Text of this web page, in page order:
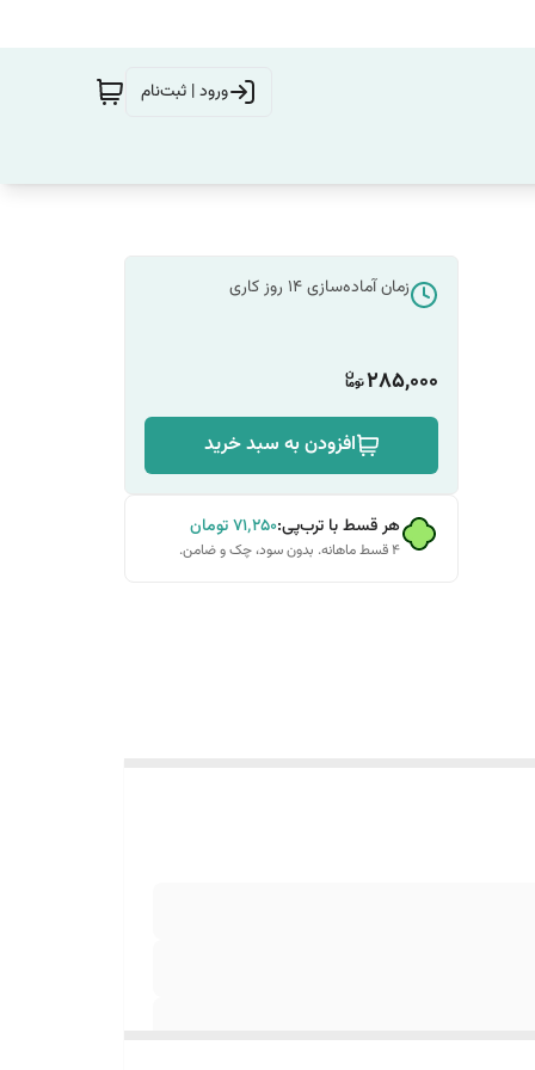
ورود | ثبت‌نام
زمان آماده‌سازی14 روز کاری
285,000
افزودن به سبد خرید
هر قسط با ترب‌پی:۷۱٬۲۵۰تومان
۴ قسط ماهانه. بدون سود، چک و ضامن.